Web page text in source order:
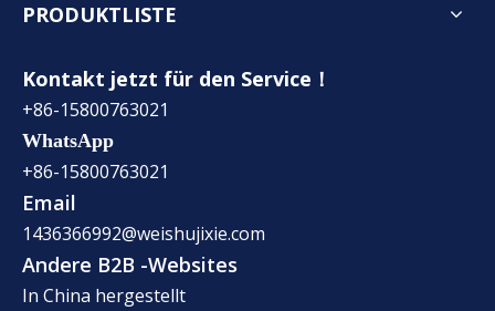
PRODUKTLISTE
Kontakt jetzt für den Service！
+86-15800763021
WhatsApp
+86-15800763021
Email
1436366992@weishujixie.com
Andere B2B -Websites
In China hergestellt